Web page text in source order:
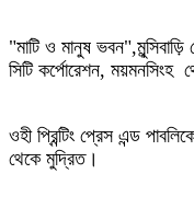
"মাটি ও মানুষ ভবন",
সিটি কর্পোরেশন, ময়মনসিংহ
ওহী প্রিন্টিং প্রেস এন্ড
থেকে মুদ্রিত।